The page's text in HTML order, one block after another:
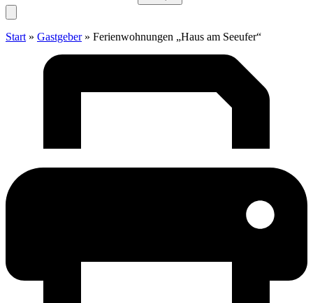
Start » Gastgeber» Feri­en­woh­nun­gen „Haus am Seeufer“